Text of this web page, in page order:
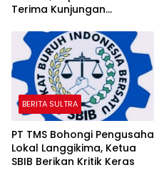
Terima Kunjungan
Kendari
BERITA SULTRA
PT TMS Bohongi Pengusaha
Lokal Langgikima, Ketua
SBIB Berikan Kritik Keras